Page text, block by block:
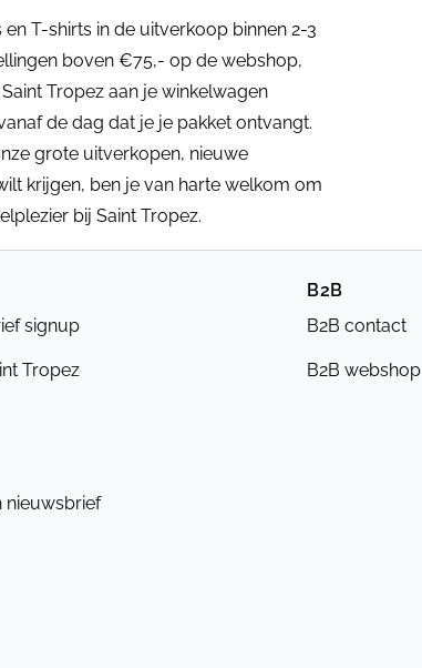
T-shirts in de uitverkoop binnen 2-3
boven €75,- op de webshop,
Tropez aan je winkelwagen
de dag dat je je pakket ontvangt.
grote uitverkopen, nieuwe
krijgen, ben je van harte welkom om
bij Saint Tropez.
signup
Tropez
nieuwsbrief
B2B
B2B contact
B2B webshop